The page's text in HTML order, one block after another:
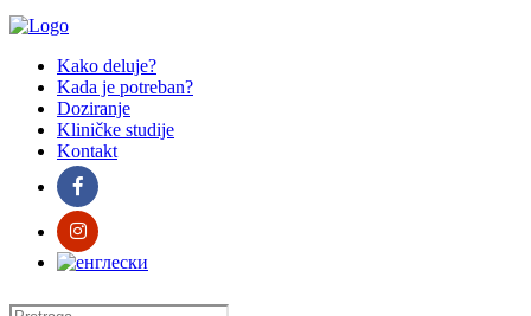
Kako deluje?
Kada je potreban?
Doziranje
Kliničke studije
Kontakt